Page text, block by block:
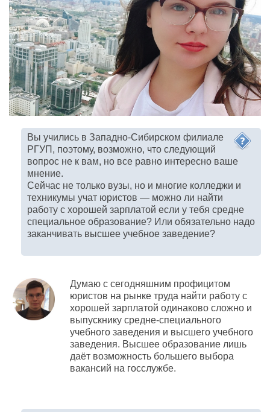
Вы учились в Западно-Сибирском филиале
РГУП, поэтому, возможно, что следующий
вопрос не к вам, но все равно интересно ваше
мнение.
Сейчас не только вузы, но и многие колледжи и
техникумы учат юристов — можно ли найти
работу с хорошей зарплатой если у тебя средне
специальное образование? Или обязательно надо
заканчивать высшее учебное заведение?
Думаю с сегодняшним профицитом
юристов на рынке труда найти работу с
хорошей зарплатой одинаково сложно и
выпускнику средне-специального
учебного заведения и высшего учебного
заведения. Высшее образование лишь
даёт возможность большего выбора
вакансий на госслужбе.